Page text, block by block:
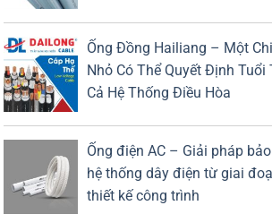
Ống Đồng Hailiang – Một
Nhỏ Có Thể Quyết Định Tuổi
Cả Hệ Thống Điều Hòa
Ống điện AC – Giải pháp
hệ thống dây điện từ giai
thiết kế công trình